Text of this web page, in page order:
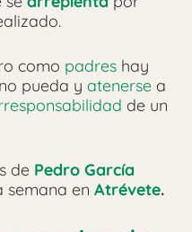
como padres hay
pueda y atenerse a
de un
de Pedro García
semana en Atrévete.